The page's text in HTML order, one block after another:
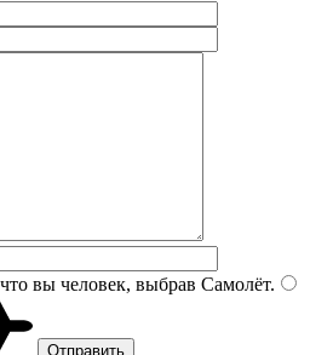
вы человек, выбрав Самолёт.